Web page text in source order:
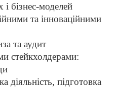
бізнес-моделей
та інноваційними
та аудит
стейкхолдерами:
діяльність, підготовка